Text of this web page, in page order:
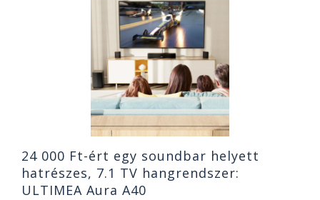
24 000 Ft-ért egy soundbar helyett
hatrészes, 7.1 TV hangrendszer:
ULTIMEA Aura A40